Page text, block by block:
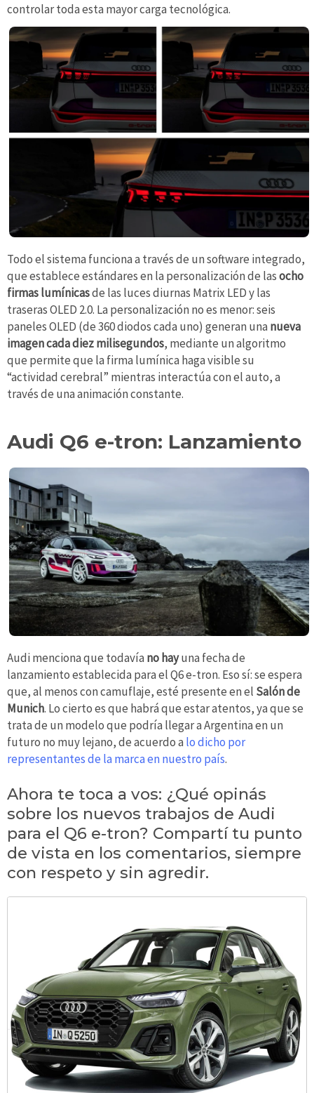
controlar toda esta mayor carga tecnológica.
Todo el sistema funciona a través de un software integrado,
que establece estándares en la personalización de lasocho
firmas lumínicasde las luces diurnas Matrix LED y las
traseras OLED 2.0. La personalización no es menor: seis
paneles OLED (de 360 diodos cada uno) generan una nueva
imagen cada diez milisegundos, mediante un algoritmo
que permite que la firma lumínica haga visible su
“actividad cerebral” mientras interactúa con el auto, a
través de una animación constante.
Audi Q6 e-tron: Lanzamiento
Audi menciona que todavía no hayuna fecha de
lanzamiento establecida para el Q6 e-tron. Eso sí: se espera
que, al menos con camuflaje, esté presente en el Salón de
Munich. Lo cierto es que habrá que estar atentos, ya que se
trata de un modelo que podría llegar a Argentina en un
futuro no muy lejano, de acuerdo a lo dicho por
representantes de la marca en nuestro país.
Ahora te toca a vos: ¿Qué opinás
sobre los nuevos trabajos de Audi
para el Q6 e-tron? Compartí tu punto
de vista en los comentarios, siempre
con respeto y sin agredir.